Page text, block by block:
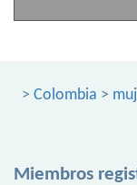
> Colombia >
Miembros